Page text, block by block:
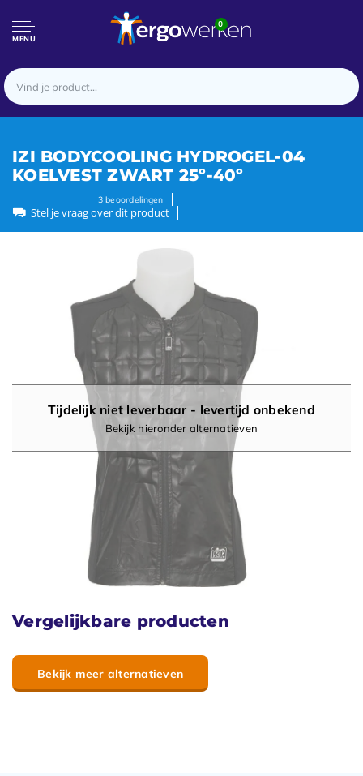
MENU
0
IZI BODYCOOLING HYDROGEL-04
KOELVEST ZWART 25º-40º
3beoordelingen
Stel je vraag over dit product
Tijdelijk niet leverbaar - levertijd onbekend
Bekijk hieronder alternatieven
Vergelijkbare producten
Bekijk meer alternatieven